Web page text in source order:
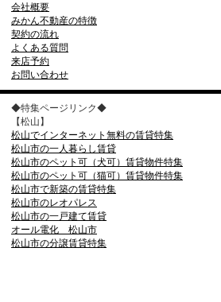
会社概要
みかん不動産の特徴
契約の流れ
よくある質問
来店予約
お問い合わせ
◆特集ページリンク◆
【松山】
松山でインターネット無料の賃貸特集
松山市の一人暮らし賃貸
松山市のペット可（犬可）賃貸物件特集
松山市のペット可（猫可）賃貸物件特集
松山市で新築の賃貸特集
松山市のレオパレス
松山市の一戸建て賃貸
オール電化 松山市
松山市の分譲賃貸特集